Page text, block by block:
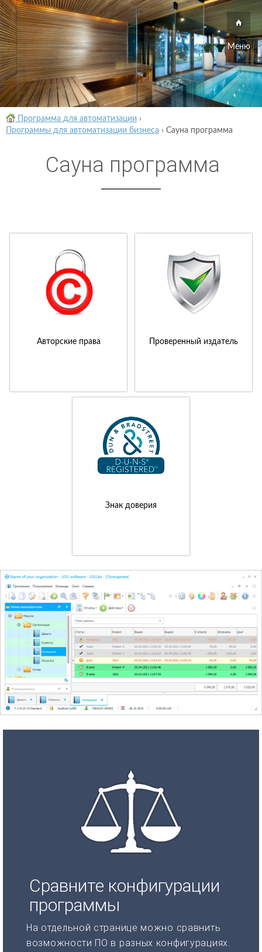
Меню
Программа для автоматизации ›
Программы для автоматизации бизнеса › Сауна программа
Сауна программа
Авторские права Проверенный издатель
Знак доверия
Сравните конфигурации
программы
На отдельной странице можно сравнить
возможности ПО в разных конфигурациях.